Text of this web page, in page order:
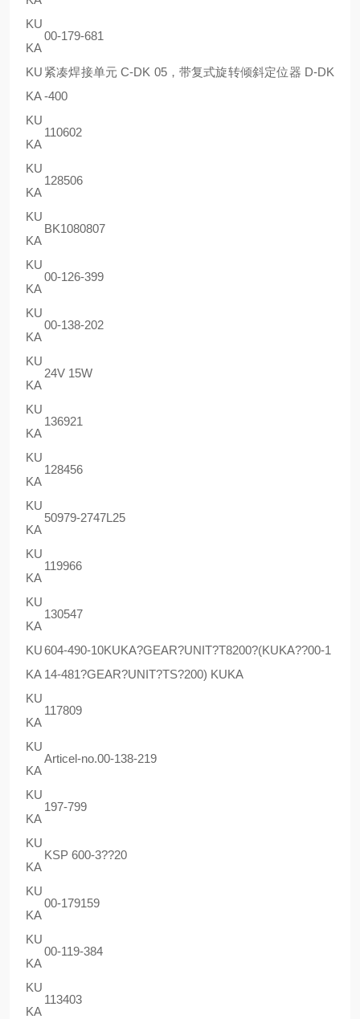
KU
KA
00-179-681
KU
KA
紧凑焊接单元 C-DK 05，带复式旋转倾斜定位器 D-DK
-400
KU
KA
110602
KU
KA
128506
KU
KA
BK1080807
KU
KA
00-126-399
KU
KA
00-138-202
KU
KA
24V 15W
KU
KA
136921
KU
KA
128456
KU
KA
50979-2747L25
KU
KA
119966
KU
KA
130547
KU
KA
604-490-10KUKA?GEAR?UNIT?T8200?(KUKA??00-1
14-481?GEAR?UNIT?TS?200) KUKA
KU
KA
117809
KU
KA
Articel-no.00-138-219
KU
KA
197-799
KU
KA
KSP 600-3??20
KU
KA
00-179159
KU
KA
00-119-384
KU
KA
113403